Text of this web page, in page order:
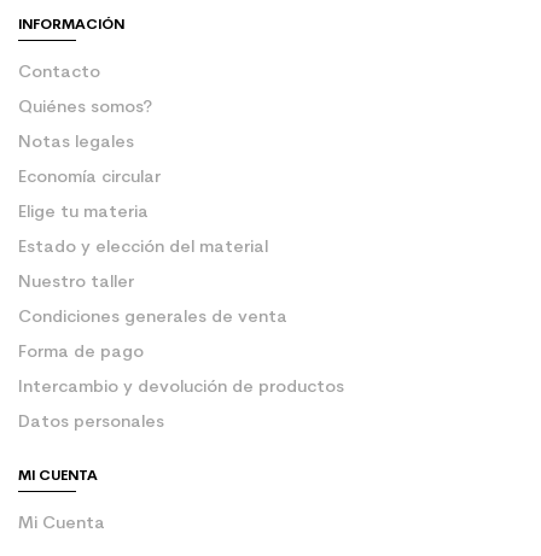
INFORMACIÓN
Contacto
Quiénes somos?
Notas legales
Economía circular
Elige tu materia
Estado y elección del material
Nuestro taller
Condiciones generales de venta
Forma de pago
Intercambio y devolución de productos
Datos personales
MI CUENTA
Mi Cuenta